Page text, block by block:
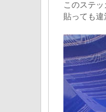
このステ
貼っても違